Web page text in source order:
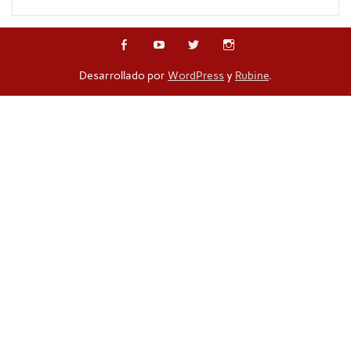
Desarrollado por WordPressy Rubine.